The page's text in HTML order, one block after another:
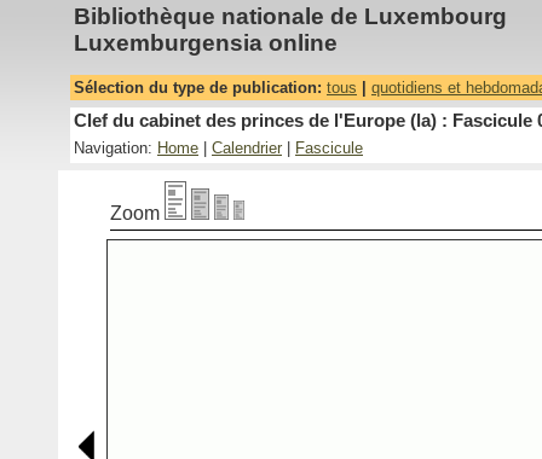
Bibliothèque nationale de Luxembourg
Luxemburgensia online
Sélection du type de publication: tous quotidiens et
Clef du cabinet des princes de l'Europe (la) : Fascicule
Navigation: Home Calendrier Fascicule
Zoom